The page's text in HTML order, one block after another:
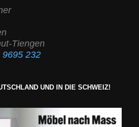
Tiengen
9695 232
UND IN DIE SCHWEIZ!